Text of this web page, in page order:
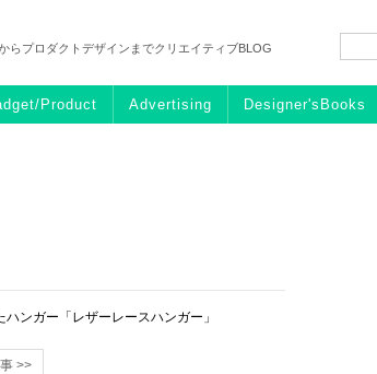
らプロダクトデザインまでクリエイティブBLOG
Product Advertising Designer'sBooks
ンガー「レザーレースハンガー」
>>